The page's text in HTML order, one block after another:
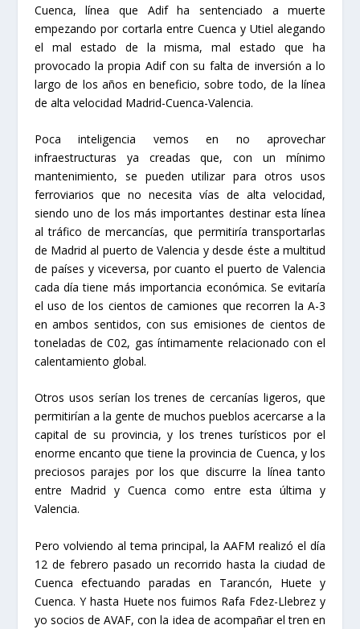
Cuenca, línea que Adif ha sentenciado a muerte
empezando por cortarla entre Cuenca y Utiel alegando
el mal estado de la misma, mal estado que ha
provocado la propia Adif con su falta de inversión a lo
largo de los años en beneficio, sobre todo, de la línea
de alta velocidad Madrid-Cuenca-Valencia.
Poca inteligencia vemos en no aprovechar
infraestructuras ya creadas que, con un mínimo
mantenimiento, se pueden utilizar para otros usos
ferroviarios que no necesita vías de alta velocidad,
siendo uno de los más importantes destinar esta línea
al tráfico de mercancías, que permitiría transportarlas
de Madrid al puerto de Valencia y desde éste a multitud
de países y viceversa, por cuanto el puerto de Valencia
cada día tiene más importancia económica. Se evitaría
el uso de los cientos de camiones que recorren la A-3
en ambos sentidos, con sus emisiones de cientos de
toneladas de C02, gas íntimamente relacionado con el
calentamiento global.
Otros usos serían los trenes de cercanías ligeros, que
permitirían a la gente de muchos pueblos acercarse a la
capital de su provincia, y los trenes turísticos por el
enorme encanto que tiene la provincia de Cuenca, y los
preciosos parajes por los que discurre la línea tanto
entre Madrid y Cuenca como entre esta última y
Valencia.
Pero volviendo al tema principal, la AAFM realizó el día
12 de febrero pasado un recorrido hasta la ciudad de
Cuenca efectuando paradas en Tarancón, Huete y
Cuenca. Y hasta Huete nos fuimos Rafa Fdez-Llebrez y
yo socios de AVAF, con la idea de acompañar el tren en